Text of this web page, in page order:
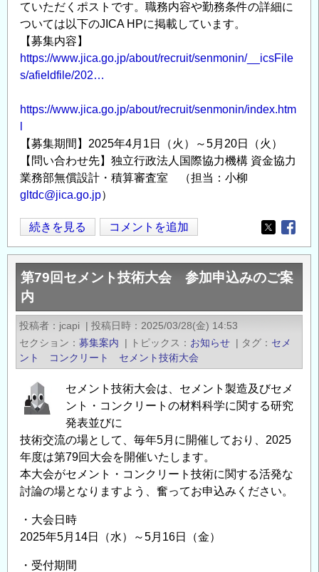
工
系
科
学
研
科
社
会
基
盤
境
学
プ
ロ
グ
ラ
ム
環
境
保
工
学
分
野
教
ていただくポストです。職務内容や勤務条件の詳細に
ついては以下のJICA HPに掲載しています。
【募集内容】
https://www.jica.go.jp/about/recruit/senmonin/__icsFile
s/afieldfile/202…
https://www.jica.go.jp/about/recruit/senmonin/index.htm
【募集期間】2025年4月1日（火）～5月20日（火）
【問い合わせ先】独立行政法人国際協力機構 資金協力
業務部無償設計・積算審査室 （担当：小柳
gltdc@jica.go.jp）
JICA
国
際
協
力
専
門
員
募
集
の
続きを見る コメントを追加
Opens in
第79回セメント技術大会 参加申込みのご案
内
投稿者 jcapi | 投稿日時
2025/03/28(金) 14:53
セクション
募集案内 | トピックス お知らせ | タグ
セメ
ント コンクリート セメント技術大会
セメント技術大会は、セメント製造及びセメ
ント・コンクリートの材料科学に関する研究
発表並びに
技術交流の場として、毎年5月に開催しており、2025
年度は第79回大会を開催いたします。
本大会がセメント・コンクリート技術に関する活発な
討論の場となりますよう、奮ってお申込みください。
・大会日時
2025年5月14日（水）～5月16日（金）
・受付期間